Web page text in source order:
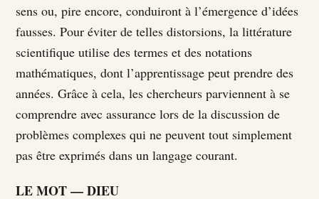
sens ou, pire encore, conduiront à l’émergence d’idées
fausses. Pour éviter de telles distorsions, la littérature
scientifique utilise des termes et des notations
mathématiques, dont l’apprentissage peut prendre des
années. Grâce à cela, les chercheurs parviennent à se
comprendre avec assurance lors de la discussion de
problèmes complexes qui ne peuvent tout simplement
pas être exprimés dans un langage courant.
LE MOT — DIEU